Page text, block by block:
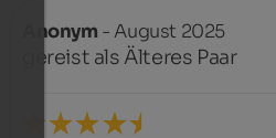
Anonym - August 2025
gereist als Älteres Paar